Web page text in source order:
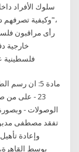
سلوك الأفراد
وكيفية
خارجية
فلسطينية عامة منذ عام
مادة 5: ان
23 - على من
الوصولات -
تفقد مصطفى
وإعادة
بوسط